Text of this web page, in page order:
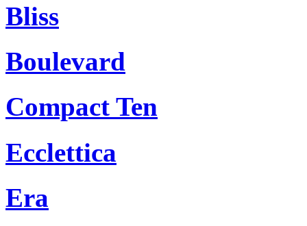
Bliss
Boulevard
Compact Ten
Ecclettica
Era